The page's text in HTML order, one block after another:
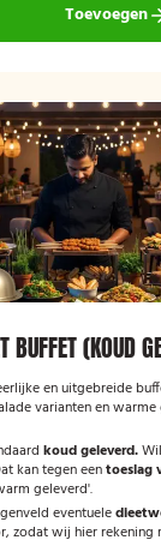
Toevoegen
BUFFET (KOUD
en uitgebreide
varianten en warme
koud geleverd.
kan tegen eentoeslag
geleverd'.
eventuele
zodat wij hier rekening